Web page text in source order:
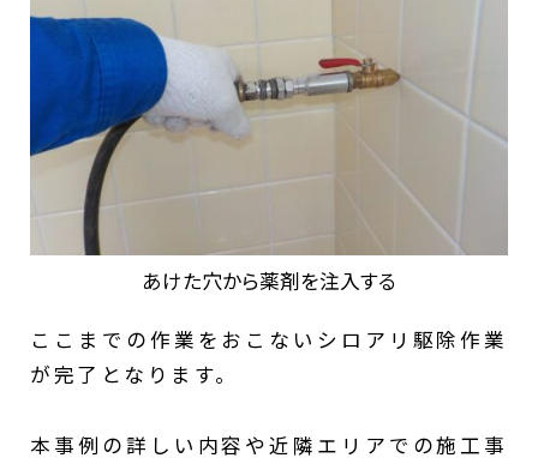
あけた穴から薬剤を注入する
ここまでの作業をおこないシロアリ駆除作業
が完了となります。
本事例の詳しい内容や近隣エリアでの施工事